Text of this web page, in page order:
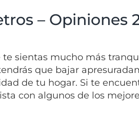
– Opiniones
sientas mucho más
que bajar
de tu hogar. Si te
con algunos de los